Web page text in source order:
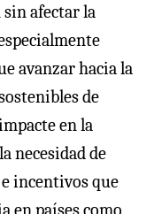
sin afectar la
avanzar hacia la
de
en la
necesidad de
incentivos que
en países como